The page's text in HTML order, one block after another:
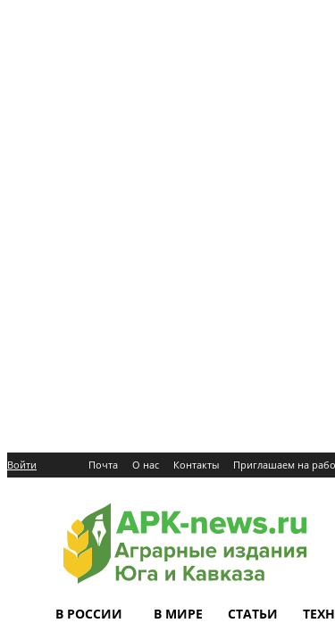
Войти Почта О нас Контакты Приглашаем на
В РОССИИ В МИРЕ СТАТЬИ